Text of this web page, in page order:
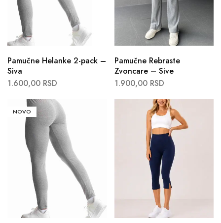
Pamučne Helanke 2-pack –
Siva
1.600,00 RSD
Pamučne Rebraste
Zvoncare – Sive
1.900,00 RSD
NOVO